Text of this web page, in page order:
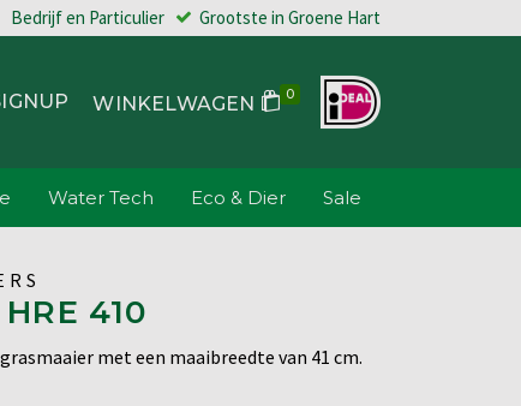
Bedrijf en Particulier Grootste in Groene Hart
WINKELWAGEN 0
Water Tech Eco & Dier Sale
410
met een maaibreedte van 41 cm.